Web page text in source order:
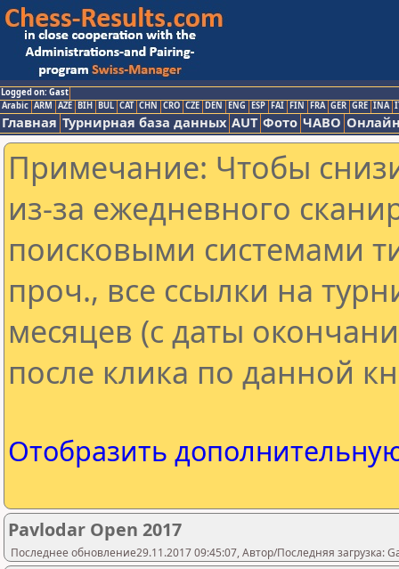
Logged on: Gast
Arabic ARM AZE BIH BUL CAT CHN CRO CZE DEN ENG ESP FAI FIN FRA GER GRE INA
Главная Турнирная база данных AUT Фото ЧАВО
Примечание: Чтобы
из-за ежедневного
поисковыми системами
проч., все ссылки на
месяцев (с даты
после клика по данной
Отобразить
Pavlodar Open 2017
Последнее обновление29.11.2017 09:45:07, Автор/Последняя загрузка: